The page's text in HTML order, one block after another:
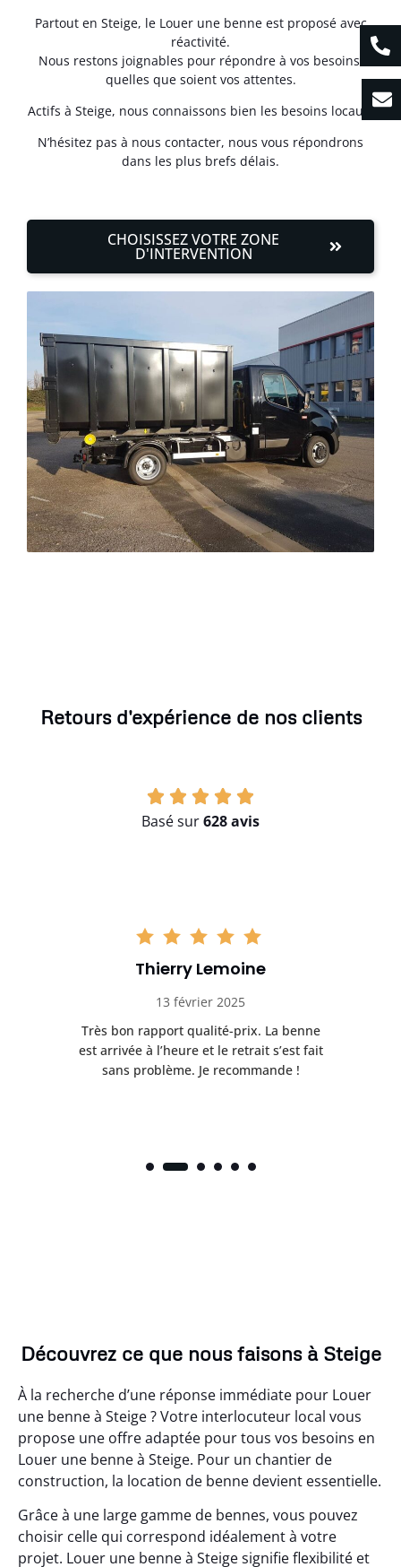
Partout en Steige, le Louer une benne est proposé avec
réactivité.
Nous restons joignables pour répondre à vos besoins,
quelles que soient vos attentes.
Actifs à Steige, nous connaissons bien les besoins locaux.
N’hésitez pas à nous contacter, nous vous répondrons
dans les plus brefs délais.
CHOISISSEZ VOTRE ZONE
D'INTERVENTION
Retours d'expérience de nos clients
Basé sur628 avis
Thierry Lemoine
13 février 2025
Très bon rapport qualité-prix. La benne
est arrivée à l’heure et le retrait s’est fait
sans problème. Je recommande !
Découvrez ce que nous faisons à Steige
À la recherche d’une réponse immédiate pour Louer
une benne à Steige ? Votre interlocuteur local vous
propose une offre adaptée pour tous vos besoins en
Louer une benne à Steige. Pour un chantier de
construction, la location de benne devient essentielle.
Grâce à une large gamme de bennes, vous pouvez
choisir celle qui correspond idéalement à votre
projet. Louer une benne à Steige signifie flexibilité et